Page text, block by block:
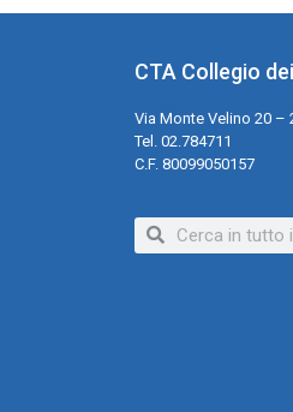
CTA Collegio
Via Monte Velino 20 –
Tel. 02.784711
C.F. 80099050157